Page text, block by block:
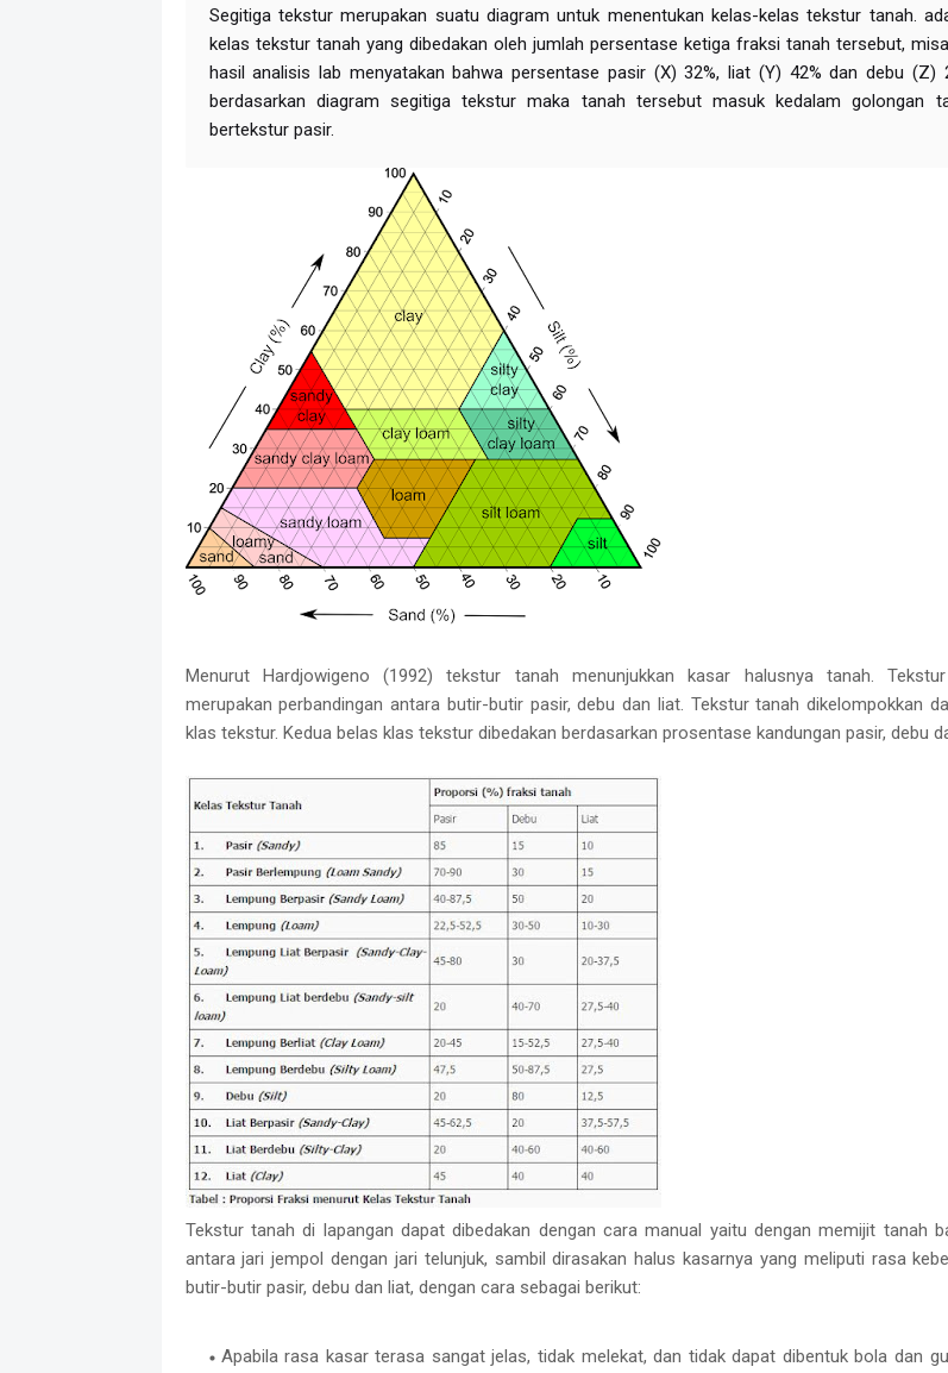
Segitiga tekstur merupakan suatu diagram untuk menentukan kelas-kelas tekstur tanah.
kelas tekstur tanah yang dibedakan oleh jumlah persentase ketiga fraksi tanah tersebut,
hasil analisis lab menyatakan bahwa persentase pasir (X) 32%, liat (Y) 42% dan debu (Z)
berdasarkan diagram segitiga tekstur maka tanah tersebut masuk kedalam golongan
bertekstur pasir.
Menurut Hardjowigeno (1992) tekstur tanah menunjukkan kasar halusnya tanah.
merupakan perbandingan antara butir-butir pasir, debu dan liat. Tekstur tanah dikelompokkan
klas tekstur. Kedua belas klas tekstur dibedakan berdasarkan prosentase kandungan pasir, debu
Tekstur tanah di lapangan dapat dibedakan dengan cara manual yaitu dengan memijit tanah
antara jari jempol dengan jari telunjuk, sambil dirasakan halus kasarnya yang meliputi rasa
butir-butir pasir, debu dan liat, dengan cara sebagai berikut:
Apabila rasa kasar terasa sangat jelas, tidak melekat, dan tidak dapat dibentuk bola dan